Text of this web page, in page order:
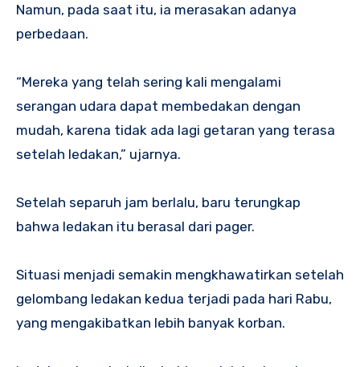
Namun, pada saat itu, ia merasakan adanya
perbedaan.
“Mereka yang telah sering kali mengalami
serangan udara dapat membedakan dengan
mudah, karena tidak ada lagi getaran yang terasa
setelah ledakan,” ujarnya.
Setelah separuh jam berlalu, baru terungkap
bahwa ledakan itu berasal dari pager.
Situasi menjadi semakin mengkhawatirkan setelah
gelombang ledakan kedua terjadi pada hari Rabu,
yang mengakibatkan lebih banyak korban.